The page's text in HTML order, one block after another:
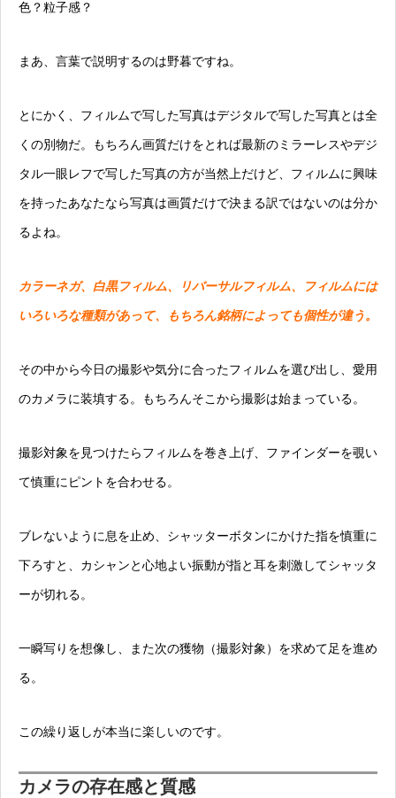
色？粒子感？
まあ、言葉で説明するのは野暮ですね。
とにかく、フィルムで写した写真はデジタルで写した写真とは全
くの別物だ。もちろん画質だけをとれば最新のミラーレスやデジ
タル一眼レフで写した写真の方が当然上だけど、フィルムに興味
を持ったあなたなら写真は画質だけで決まる訳ではないのは分か
るよね。
カラーネガ、白黒フィルム、リバーサルフィルム、フィルムには
いろいろな種類があって、もちろん銘柄によっても個性が違う。
その中から今日の撮影や気分に合ったフィルムを選び出し 、愛用
のカメラに装填する。もちろんそこから撮影は始まっている。
撮影対象を見つけたらフィルムを巻き上げ、ファインダーを覗い
て慎重にピントを合わせる。
ブレないように息を止め、シャッターボタンにかけた指を慎重に
下ろすと、カシャンと心地よい振動が指と耳を刺激してシャッタ
ーが切れる。
一瞬写りを想像し、また次の獲物（撮影対象）を求めて足を進め
る。
この繰り返しが本当に楽しいのです。
カメラの存在感と質感